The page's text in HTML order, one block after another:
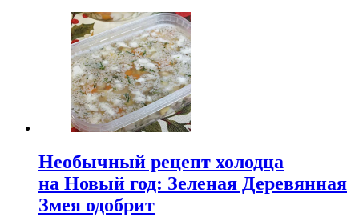
Необычный рецепт холодца
на Новый год: Зеленая Деревянная
Змея одобрит